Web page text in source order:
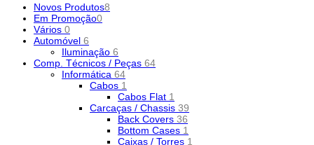
Novos Produtos8
Em Promoção0
Vários 0
Automóvel 6
Iluminação 6
Comp. Técnicos / Peças 64
Informática 64
Cabos 1
Cabos Flat 1
Carcaças / Chassis 39
Back Covers 36
Bottom Cases 1
Caixas / Torres 1